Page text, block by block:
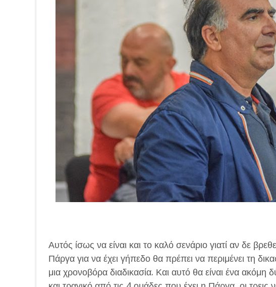
Αυτός ίσως να είναι και το καλό σενάριο γιατί αν δε
Πάργα για να έχει γήπεδο θα πρέπει να περιμένει τη
μια χρονοβόρα διαδικασία. Και αυτό θα είναι ένα ακόμη